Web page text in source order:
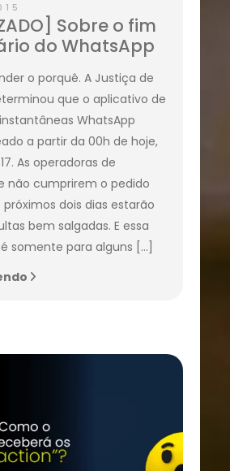
Sobre o fim
do WhatsApp
o porquê. A Justiça de
que o aplicativo de
WhatsApp
a partir da 00h de hoje,
As operadoras de
não cumprirem o pedido
dois dias estarão
bem salgadas. E essa
somente para alguns […]